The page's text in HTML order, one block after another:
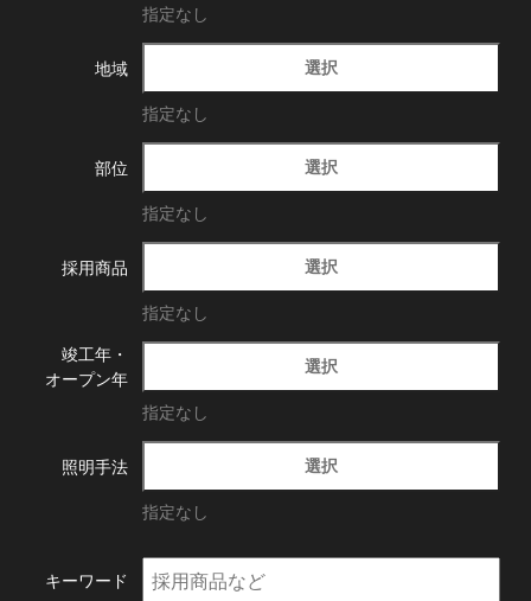
指定なし
地域 選択
指定なし
部位 選択
指定なし
採用商品 選択
指定なし
竣工年・
オープン年
選択
指定なし
照明手法 選択
指定なし
キーワード